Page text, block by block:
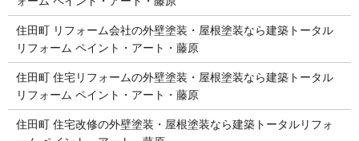
住田町 リフォーム会社の外壁塗装・屋根塗装なら建築トータル
リフォーム ペイント・アート・藤原
住田町 住宅リフォームの外壁塗装・屋根塗装なら建築トータル
リフォーム ペイント・アート・藤原
住田町 住宅改修の外壁塗装・屋根塗装なら建築トータルリフォ